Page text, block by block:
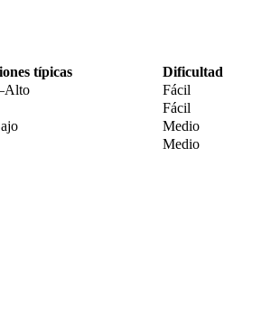
típicas
Dificultad
Fácil
Fácil
Medio
Medio